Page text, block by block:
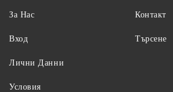
За Нас
Вход
Контакт
Търсене
Лични Данни
Условия